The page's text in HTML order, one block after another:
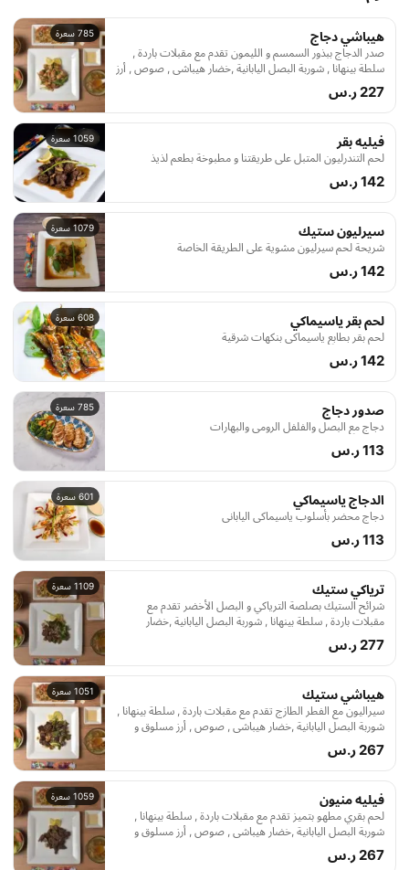
785 سعرة هيباشي دجاج
صدر الدجاج ببذور السمسم و الليمون تقدم مع مقبلات باردة ,
سلطة بينهانا , شوربة البصل اليابانية ,خضار هيباشي , صوص , أرز
مسلوق و شاهي اخض
227 ر.س
1059 سعرة فيليه بقر
لحم التندرليون المتبل على طريقتنا و مطبوخة بطعم لذيذ
142 ر.س
1079 سعرة سيرليون ستيك
شريحة لحم سيرليون مشوية على الطريقة الخاصة
142 ر.س
608 سعرة لحم بقر ياسيماكي
لحم بقر بطابع ياسيماكي بنكهات شرقية
142 ر.س
785 سعرة صدور دجاج
دجاج مع البصل والفلفل الرومي والبهارات
113 ر.س
601 سعرة الدجاج ياسيماكي
دجاج محضر بأسلوب ياسيماكي الياباني
113 ر.س
1109 سعرة ترياكي ستيك
شرائح الستيك بصلصة الترياكي و البصل الأخضر تقدم مع
مقبلات باردة , سلطة بينهانا , شوربة البصل اليابانية ,خضار
هيباشي , صوص , أرز مسلوق و شاهي اخضر
277 ر.س
1051 سعرة هيباشي ستيك
سيراليون مع الفطر الطازج تقدم مع مقبلات باردة , سلطة بينهانا ,
شوربة البصل اليابانية ,خضار هيباشي , صوص , أرز مسلوق و
شاهي اخضر
267 ر.س
1059 سعرة فيليه منيون
لحم بقري مطهو بتميز تقدم مع مقبلات باردة , سلطة بينهانا ,
شوربة البصل اليابانية ,خضار هيباشي , صوص , أرز مسلوق و
شاهي اخضر
267 ر.س